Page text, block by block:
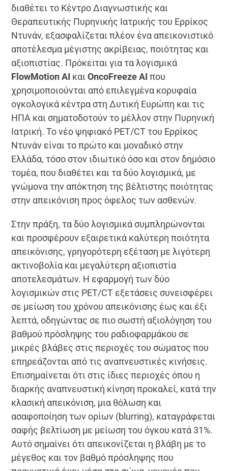
διαθέτει το Κέντρο Διαγνωστικής και
Θεραπευτικής Πυρηνικής Ιατρικής του Ερρίκος
Ντυνάν, εξασφαλίζεται πλέον ένα απεικονιστικό
αποτέλεσμα μέγιστης ακρίβειας, ποιότητας και
αξιοπιστίας. Πρόκειται για ταλογισμικά
FlowMotion AI καιOncoFreeze AI που
χρησιμοποιούνται από επιλεγμένα κορυφαία
ογκολογικά κέντρα στη Δυτική Ευρώπη και τις
ΗΠΑ και σηματοδοτούν το μέλλον στην Πυρηνική
Ιατρική. Το νέο ψηφιακό PET/CT του Ερρίκος
Ντυνάν είναι το πρώτο και μοναδικό στην
Ελλάδα, τόσο στον ιδιωτικό όσο και στον δημόσιο
τομέα, που διαθέτει και τα δύο λογισμικά, με
γνώμονα την απόκτηση της βέλτιστης ποιότητας
στην απεικόνιση προς όφελος των ασθενών.
Στην πράξη, τα δύο λογισμικά συμπληρώνονται
και προσφέρουν εξαιρετικά καλύτερη ποιότητα
απεικόνισης, γρηγορότερη εξέταση με λιγότερη
ακτινοβολία και μεγαλύτερη αξιοπιστία
αποτελεσμάτων. Η εφαρμογή των δύο
λογισμικών στις PET/CT εξετάσεις συνεισφέρει
σε μείωση του χρόνου απεικόνισης έως και έξι
λεπτά, οδηγώντας σε πιο σωστή αξιολόγηση του
βαθμού πρόσληψης του ραδιοφαρμάκου σε
μικρές βλάβες στις περιοχές του σώματος που
επηρεάζονται από τις αναπνευστικές κινήσεις.
Επισημαίνεται ότι στις ίδιες περιοχές όπου η
διαρκής αναπνευστική κίνηση προκαλεί, κατά την
κλασική απεικόνιση, μια θόλωση και
ασαφοποίηση των ορίων (blurring), καταγράφεται
σαφής βελτίωση με μείωση του όγκου κατά 31%.
Αυτό σημαίνει ότι απεικονίζεται η βλάβη με το
μέγεθος και τον βαθμό πρόσληψης που